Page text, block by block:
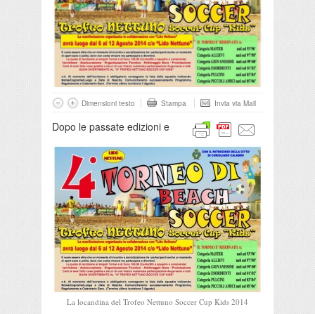
Dimensioni testo Stampa Invia via Mail
La locandina del Trofeo Nettuno Soccer Cup Kids 2014
Dopo le passate edizioni e